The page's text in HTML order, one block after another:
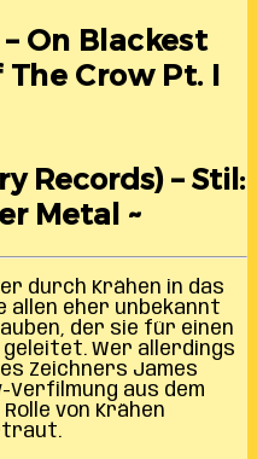
– On Blackest
Crow Pt. I
Records) – Stil:
Metal ~
durch Krähen in das
allen eher unbekannt
der sie für einen
Wer allerdings
Zeichners James
Verfilmung aus dem
von Krähen